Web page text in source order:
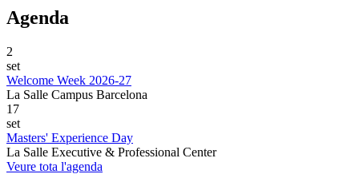
Agenda
2
set
Welcome Week 2026-27
La Salle Campus Barcelona
17
set
Masters' Experience Day
La Salle Executive & Professional Center
Veure tota l'agenda